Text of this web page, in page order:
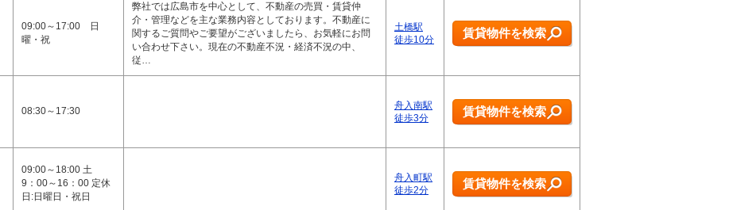
09:00～17:00 日
曜・祝
弊社では広島市を中心として、不動産の売買・賃貸仲
介・管理などを主な業務内容としております。不動産に
関するご質問やご要望がございましたら、お気軽にお問
い合わせ下さい。現在の不動産不況・経済不況の中、
従…
土橋駅
徒歩10分
賃貸物件を検索
08:30～17:30
舟入南駅
徒歩3分
賃貸物件を検索
09:00～18:00 土
9：00～16：00 定休
日:日曜日・祝日
舟入町駅
徒歩2分
賃貸物件を検索